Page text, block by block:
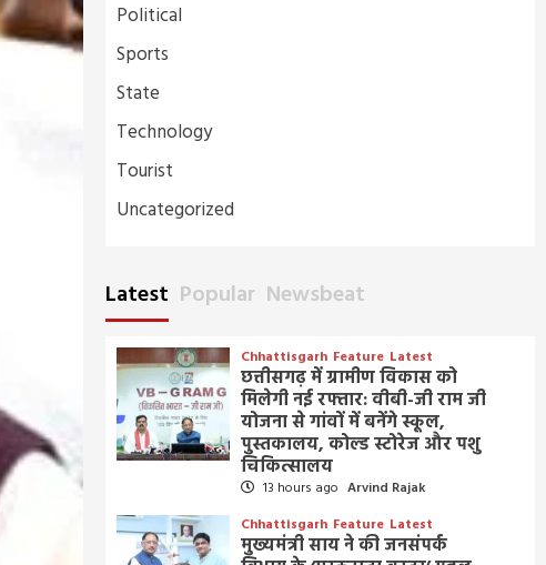
Political
Sports
State
Technology
Tourist
Uncategorized
Latest Popular Newsbeat
Chhattisgarh Feature Latest
छत्तीसगढ़ में ग्रामीण विकास को
मिलेगी नई रफ्तार: वीबी-जी राम जी
योजना से गांवों में बनेंगे स्कूल,
पुस्तकालय, कोल्ड स्टोरेज और पशु
चिकित्सालय
13 hours ago Arvind Rajak
Chhattisgarh Feature Latest
मुख्यमंत्री साय ने की जनसंपर्क